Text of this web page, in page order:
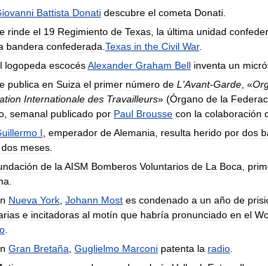
Battista Donati descubre el cometa Donati
rinde el 19 Regimiento de Texas la última unidad
bandera confederada Texas in the Civil War.
logopeda escocésAlexander Graham Bell inventa un
publica en Suiza el primer número de L 'Avant-Garde , «
Internationale des Travailleurs» (Órgano de la
semanal publicado por Paul Brousse con la colaboración
I emperador deAlemania resulta herido por dos
dos meses
de la AISM Bomberos Voluntarios de La Boca
Nueva York Johann Most es condenado a un año de
e incitadoras al motín que habría pronunciado en el
Gran Bretaña Guglielmo Marconi patenta la radio